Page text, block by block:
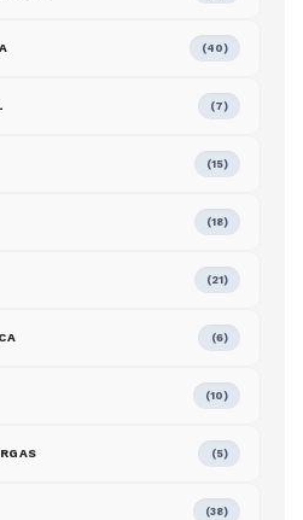
(40)
(7)
(15)
(18)
(21)
(6)
(10)
(5)
(38)